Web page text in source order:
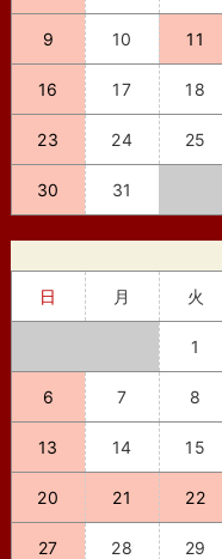
9 10 11
16 17 18
23 24 25
30 31
日
月 火
1
6 7 8
13 14 15
20 21 22
27 28 29